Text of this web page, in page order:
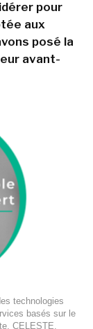
pour
aux
posé la
avant-
technologies
basés sur le
CELESTE.